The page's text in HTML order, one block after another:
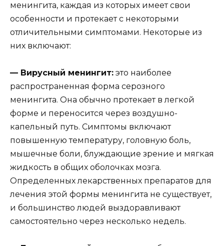
менингита, каждая из которых имеет свои
особенности и протекает с некоторыми
отличительными симптомами. Некоторые из
них включают:
— Вирусный менингит: это наиболее
распространенная форма серозного
менингита. Она обычно протекает в легкой
форме и переносится через воздушно-
капельный путь. Симптомы включают
повышенную температуру, головную боль,
мышечные боли, блуждающие зрение и мягкая
жидкость в общих оболочках мозга.
Определенных лекарственных препаратов для
лечения этой формы менингита не существует,
и большинство людей выздоравливают
самостоятельно через несколько недель.